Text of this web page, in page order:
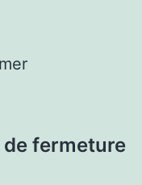
de fermeture